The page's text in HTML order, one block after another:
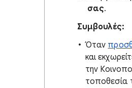
σας.
Συμβουλές:
Όταν
και
την
τοποθεσία